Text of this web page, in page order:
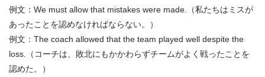
例文：We must allow that mistakes were made.（私たちはミスが
あったことを認めなければならない。）
例文：The coach allowed that the team played well despite the
loss.（コーチは、敗北にもかかわらずチームがよく戦ったことを
認めた。）